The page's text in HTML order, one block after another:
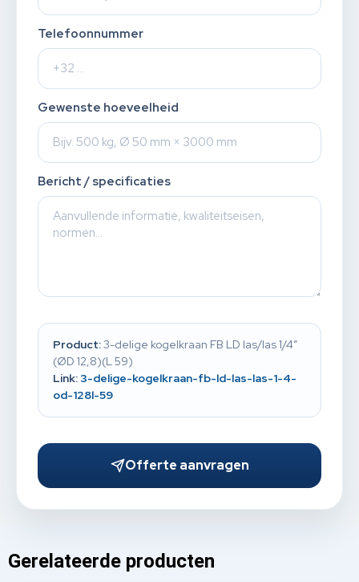
Telefoonnummer
Gewenste hoeveelheid
Bericht / specificaties
Product:3-delige kogelkraan FB LD las/las 1/4”
(ØD 12,8)(L 59)
Link: 3-delige-kogelkraan-fb-ld-las-las-1-4-
od-128l-59
Offerte aanvragen
Gerelateerde producten